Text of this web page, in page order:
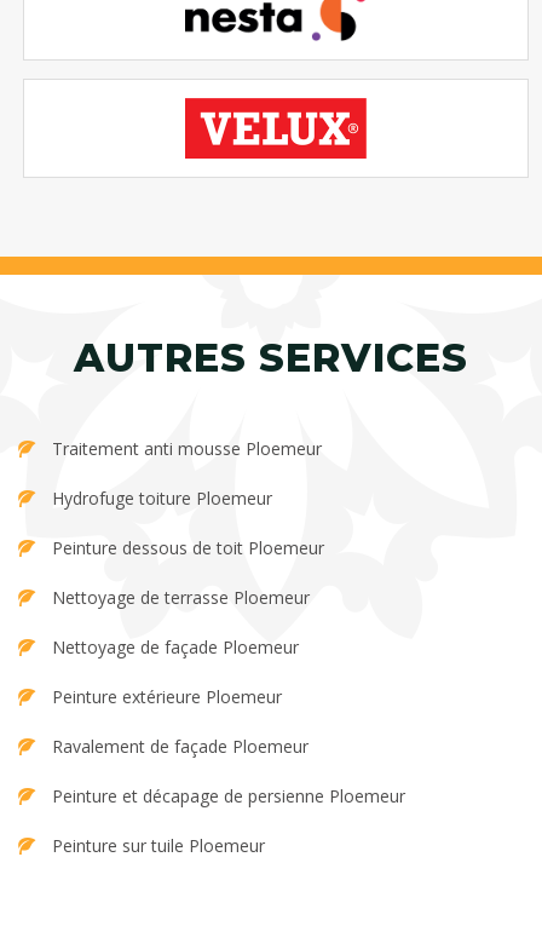
AUTRES SERVICES
Traitement anti mousse Ploemeur
Hydrofuge toiture Ploemeur
Peinture dessous de toit Ploemeur
Nettoyage de terrasse Ploemeur
Nettoyage de façade Ploemeur
Peinture extérieure Ploemeur
Ravalement de façade Ploemeur
Peinture et décapage de persienne Ploemeur
Peinture sur tuile Ploemeur